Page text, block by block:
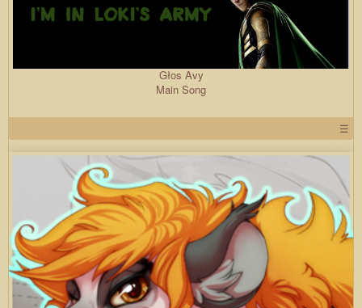
Głos Avy
Main Song
☰